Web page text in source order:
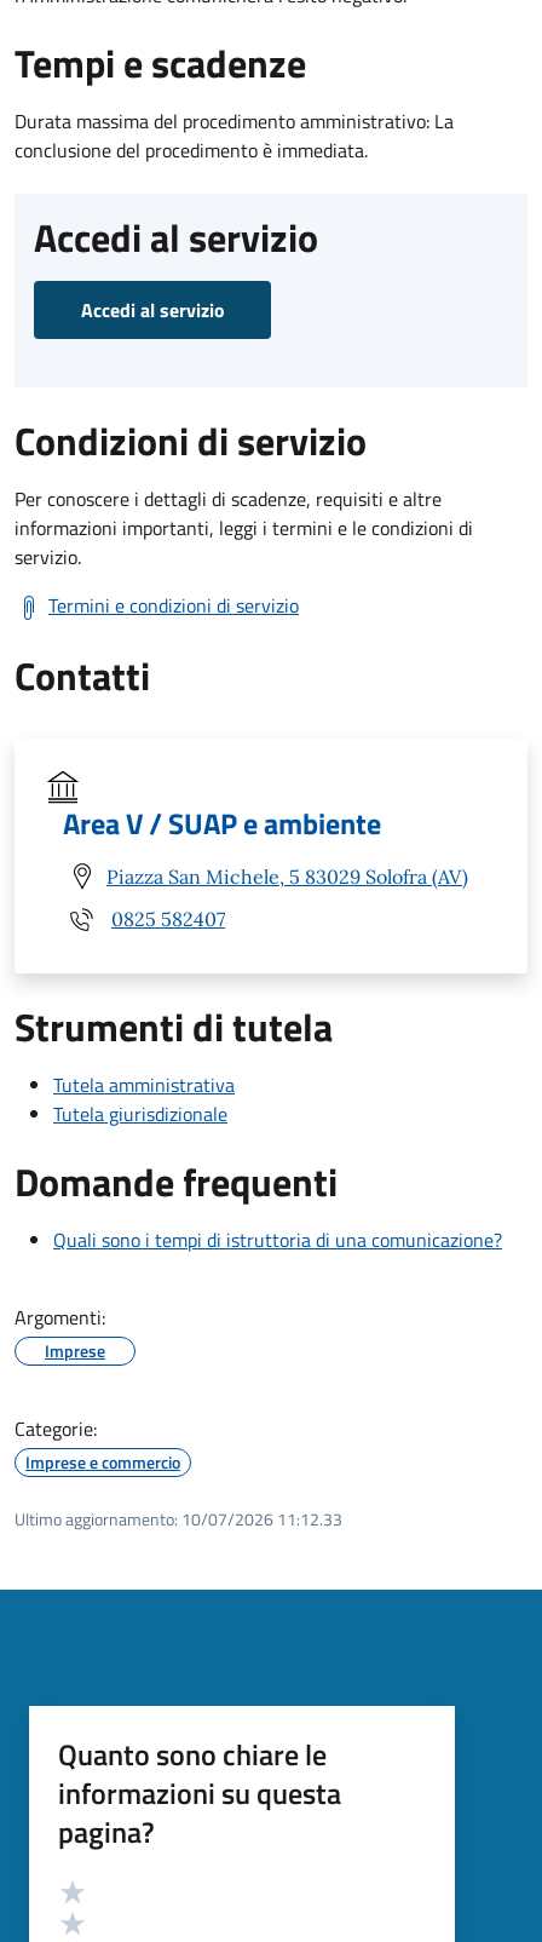
Tempi e scadenze
Durata massima del procedimento amministrativo: La
conclusione del procedimento è immediata.
Accedi al servizio
Accedi al servizio
Condizioni di servizio
Per conoscere i dettagli di scadenze, requisiti e altre
informazioni importanti, leggi i termini e le condizioni di
servizio.
Termini e condizioni di servizio
Contatti
Area V / SUAP e ambiente
Piazza San Michele, 5 83029 Solofra (AV)
0825 582407
Strumenti di tutela
Tutela amministrativa
Tutela giurisdizionale
Domande frequenti
Quali sono i tempi di istruttoria di una comunicazione?
Argomenti:
Imprese
Categorie:
Imprese e commercio
Ultimo aggiornamento: 10/07/2026 11:12.33
Quanto sono chiare le
informazioni su questa
pagina?
Valutazione